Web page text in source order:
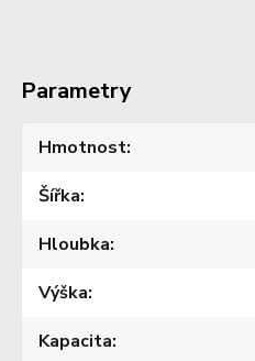
Parametry
Hmotnost
Šířka
Hloubka
Výška
Kapacita